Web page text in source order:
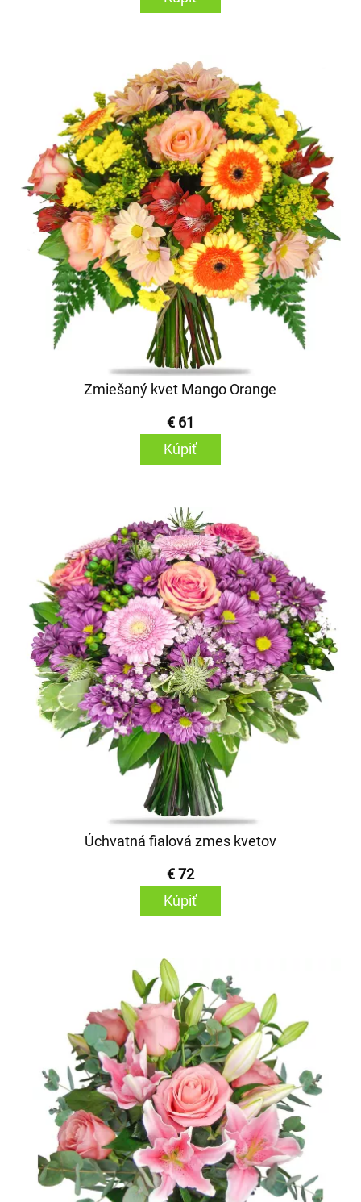
Zmiešaný kvet Mango Orange
€ 61
Kúpiť
Úchvatná fialová zmes kvetov
€ 72
Kúpiť